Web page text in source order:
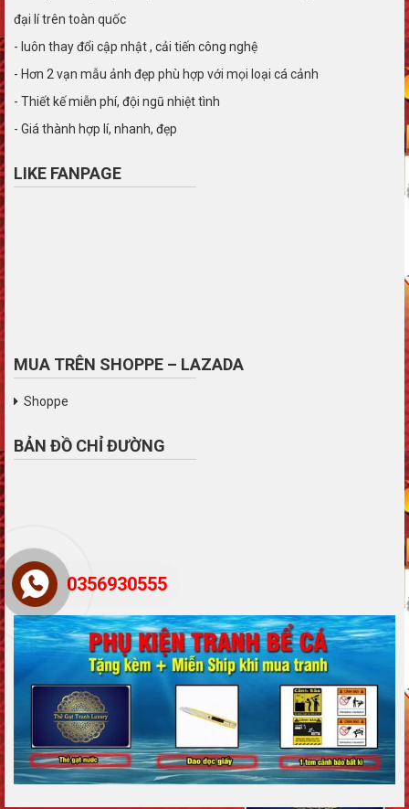
đại lí trên toàn quốc
- luôn thay đổi cập nhật , cải tiến công nghệ
- Hơn 2 vạn mẫu ảnh đẹp phù hợp với mọi loại cá cảnh
- Thiết kế miễn phí, đội ngũ nhiệt tình
- Giá thành hợp lí, nhanh, đẹp
LIKE FANPAGE
MUA TRÊN SHOPPE – LAZADA
Shoppe
BẢN ĐỒ CHỈ ĐƯỜNG
0356930555